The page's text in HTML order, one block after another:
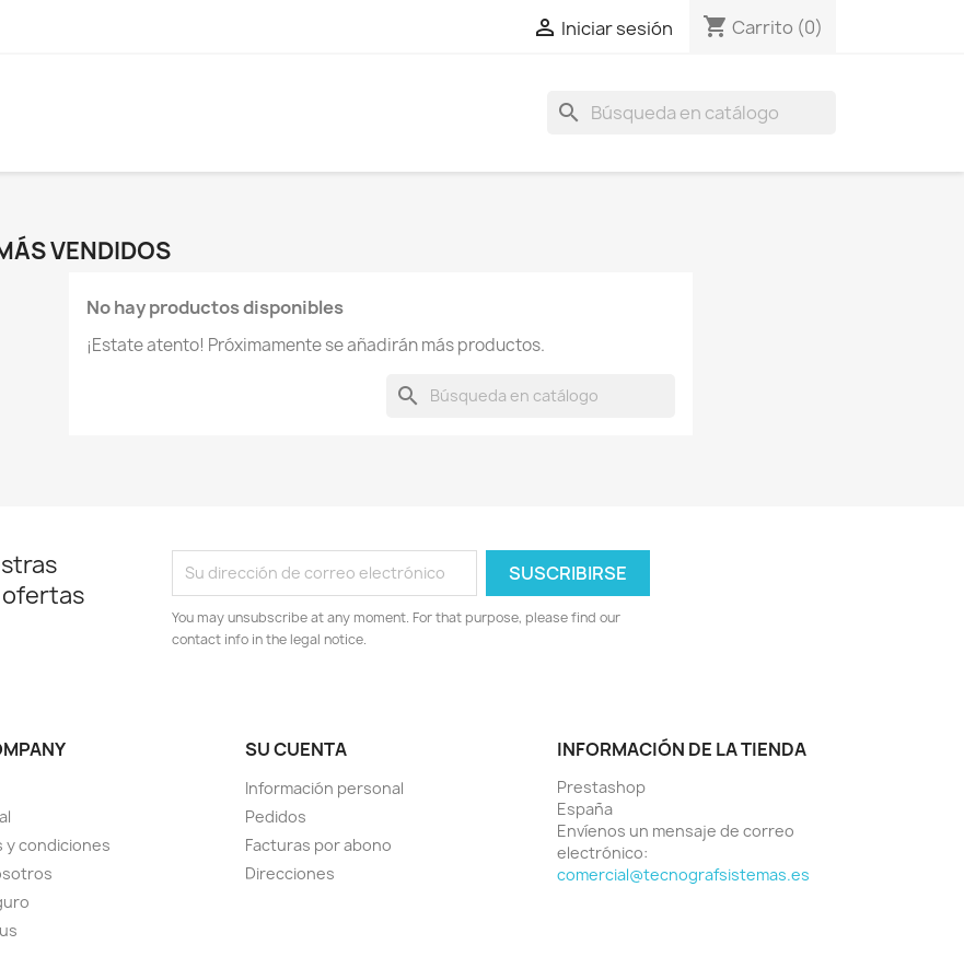
 Iniciar sesión shopping_cart Carrito (0)
search
VENDIDOS
No hay productos disponibles
¡Estate atento! Próximamente se añadirán más productos.
search
ofertas
You may unsubscribe at any moment. For that purpose, please find our
contact info in the legal notice.
y condiciones
SU CUENTA
Información personal
Pedidos
Facturas por abono
Direcciones
INFORMACIÓN DE LA TIENDA
Prestashop
España
Envíenos un mensaje de correo
electrónico:
comercial@tecnografsistemas.es